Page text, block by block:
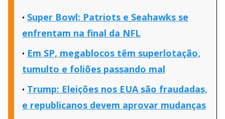
Super Bowl: Patriots e Seahawks se
enfrentam na final da NFL
Em SP, megablocos têm superlotação,
tumulto e foliões passando mal
Trump: Eleições nos EUA são fraudadas,
e republicanos devem aprovar mudanças